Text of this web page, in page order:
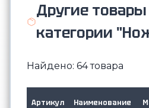
Другие
категории
Найдено: 64 товара
Артикул Наименование